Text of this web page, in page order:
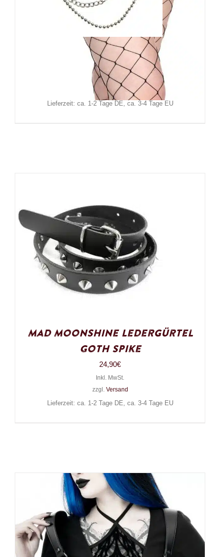
Banned Schlüsselkette Drako
19,90€
Inkl. MwSt.
zzgl. Versand
Lieferzeit: ca. 1-2 Tage DE, ca. 3-4 Tage EU
Mad Moonshine Ledergürtel
Goth Spike
24,90€
Inkl. MwSt.
zzgl. Versand
Lieferzeit: ca. 1-2 Tage DE, ca. 3-4 Tage EU